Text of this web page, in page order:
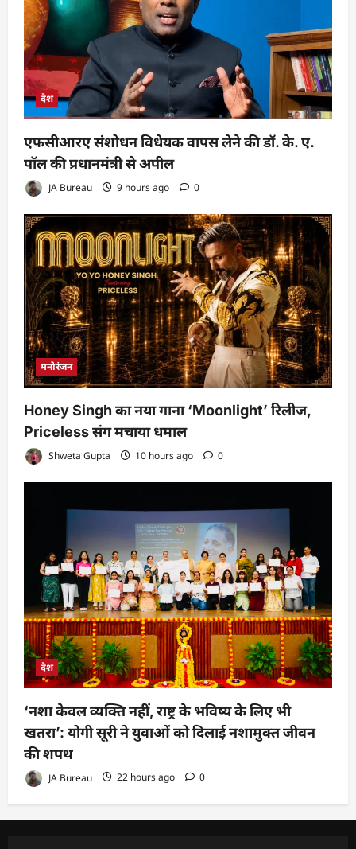
देश
एफसीआरए संशोधन विधेयक वापस लेने की डॉ. के. ए.
पॉल की प्रधानमंत्री से अपील
JA Bureau 9 hours ago 0
मनोरंजन
Honey Singh का नया गाना ‘Moonlight’ रिलीज,
Priceless संग मचाया धमाल
Shweta Gupta 10 hours ago 0
देश
‘नशा केवल व्यक्ति नहीं, राष्ट्र के भविष्य के लिए भी
खतरा’: योगी सूरी ने युवाओं को दिलाई नशामुक्त जीवन
की शपथ
JA Bureau 22 hours ago 0